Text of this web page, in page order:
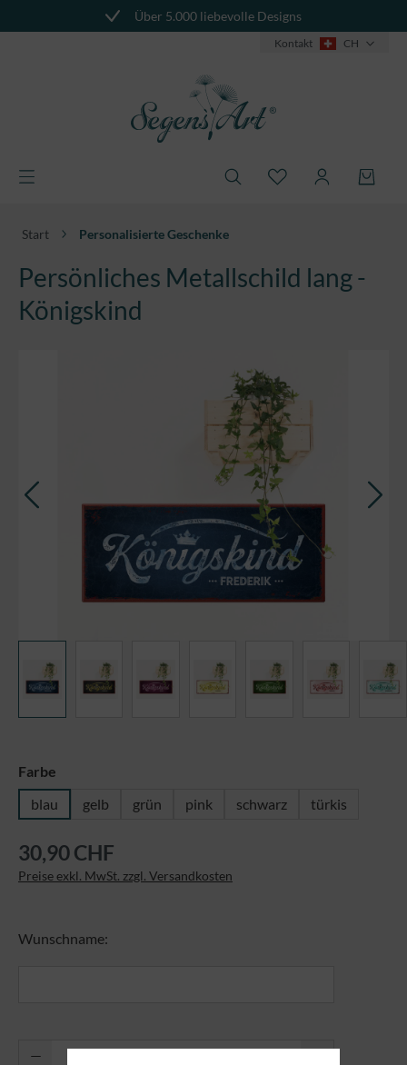
Über 5.000 liebevolle Designs
Kontakt CH
Start Personalisierte Geschenke
Persönliches Metallschild lang -
Königskind
Farbe
blau
gelb grün pink schwarz türkis
30,90 CHF
Preise exkl. MwSt. zzgl. Versandkosten
Wunschname:
Produkt Anzahl: Gib den gewünschten